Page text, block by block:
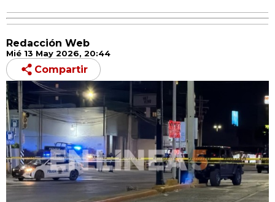
Redacción Web
Mié 13 May 2026, 20:44
Compartir